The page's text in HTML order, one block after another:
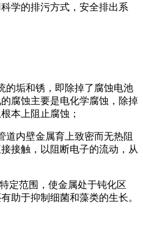
学的排污方式，安全排出系
的垢和锈，即除掉了腐蚀电池
腐蚀主要是电化学腐蚀，除掉
本上阻止腐蚀；
道内壁金属育上致密而无热阻
接触，以阻断电子的流动，从
定范围，使金属处于钝化区
助于抑制细菌和藻类的生长。